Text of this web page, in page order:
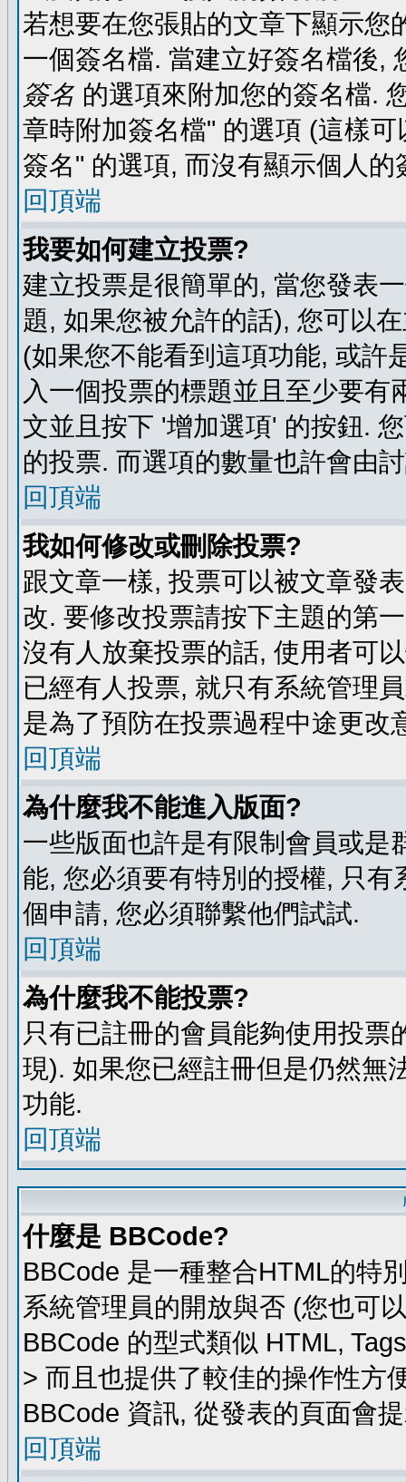
若想要在您張貼的文章下顯示您
一個簽名檔. 當建立好簽名檔後,
簽名 的選項來附加您的簽名檔.
章時附加簽名檔" 的選項 (這樣
簽名" 的選項, 而沒有顯示個人的
回頂端
我要如何建立投票?
建立投票是很簡單的, 當您發表
題, 如果您被允許的話), 您可以
(如果您不能看到這項功能, 或許
入一個投票的標題並且至少要
文並且按下 '增加選項' 的按鈕.
的投票. 而選項的數量也許會由
回頂端
我如何修改或刪除投票?
跟文章一樣, 投票可以被文章發
改. 要修改投票請按下主題的第
沒有人放棄投票的話, 使用者可
已經有人投票, 就只有系統管理
是為了預防在投票過程中途更改
回頂端
為什麼我不能進入版面?
一些版面也許是有限制會員或是
能, 您必須要有特別的授權, 只
個申請, 您必須聯繫他們試試.
回頂端
為什麼我不能投票?
只有已註冊的會員能夠使用投
現). 如果您已經註冊但是仍然無
功能.
回頂端
什麼是 BBCode?
BBCode 是一種整合HTML的特
系統管理員的開放與否 (您也可
BBCode 的型式類似 HTML,
> 而且也提供了較佳的操作性方
BBCode 資訊, 從發表的頁面會
回頂端